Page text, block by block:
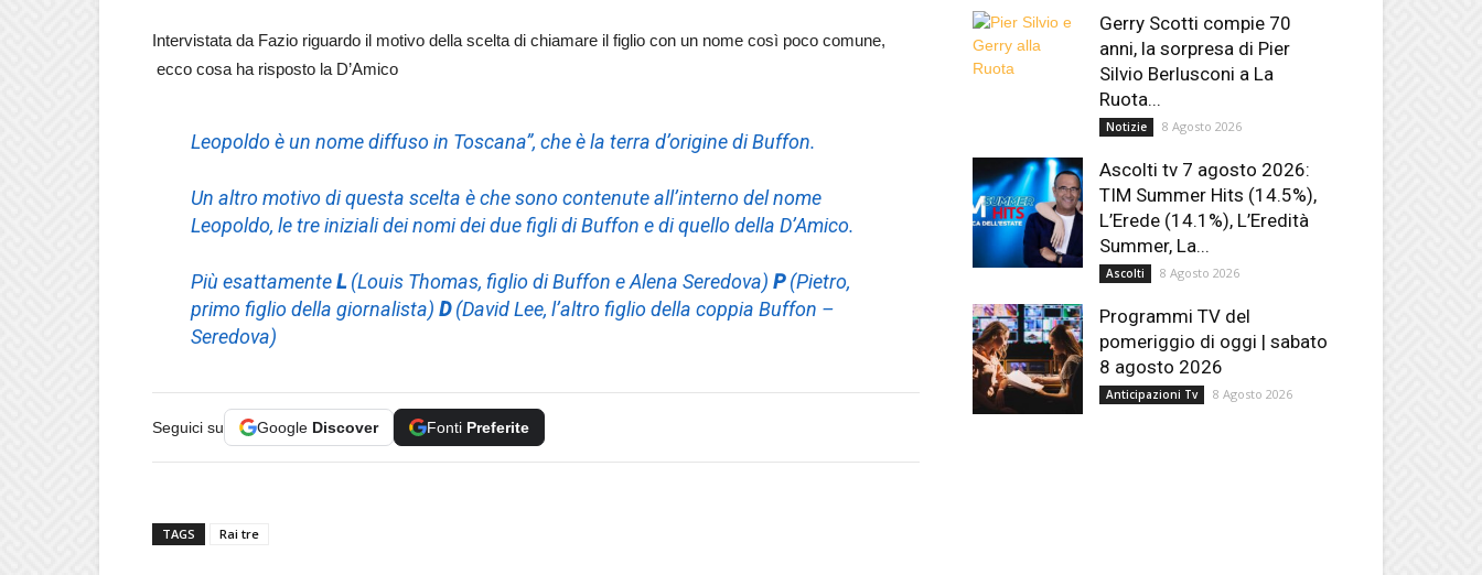
Intervistata da Fazio riguardo il motivo della scelta di chiamare il figlio con un nome così poco comune,
ecco cosa ha risposto la D’Amico
Leopoldo è un nome diffuso in Toscana”, che è la terra d’origine di Buffon.
Un altro motivo di questa scelta è che sono contenute all’interno del nome
Leopoldo, le tre iniziali dei nomi dei due figli di Buffon e di quello della D’Amico.
Più esattamenteL(Louis Thomas, figlio di Buffon e Alena Seredova) P(Pietro,
primo figlio della giornalista) D(David Lee, l’altro figlio della coppia Buffon –
Seredova)
Seguici su Google Discover Fonti Preferite
TAGS Rai tre
Gerry Scotti compie 70
anni, la sorpresa di Pier
Silvio Berlusconi a La
Ruota...
Notizie 8 Agosto 2026
Ascolti tv 7 agosto 2026:
TIM Summer Hits (14.5%),
L’Erede (14.1%), L’Eredità
Summer, La...
Ascolti 8 Agosto 2026
Programmi TV del
pomeriggio di oggi | sabato
8 agosto 2026
Anticipazioni Tv 8 Agosto 2026